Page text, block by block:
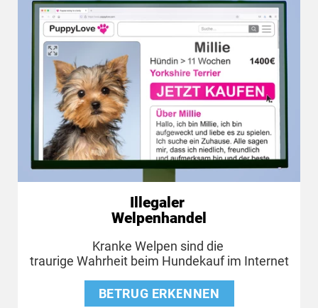
Illegaler
Welpenhandel
Kranke Welpen sind die
traurige Wahrheit beim Hundekauf im Internet
BETRUG ERKENNEN